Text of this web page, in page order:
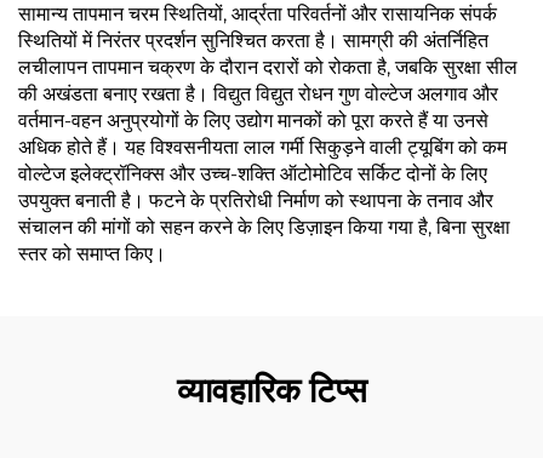
सामान्य तापमान चरम स्थितियों, आर्द्रता परिवर्तनों और रासायनिक संपर्क
स्थितियों में निरंतर प्रदर्शन सुनिश्चित करता है। सामग्री की अंतर्निहित
लचीलापन तापमान चक्रण के दौरान दरारों को रोकता है, जबकि सुरक्षा सील
की अखंडता बनाए रखता है। विद्युत विद्युत रोधन गुण वोल्टेज अलगाव और
वर्तमान-वहन अनुप्रयोगों के लिए उद्योग मानकों को पूरा करते हैं या उनसे
अधिक होते हैं। यह विश्वसनीयता लाल गर्मी सिकुड़ने वाली ट्यूबिंग को कम
वोल्टेज इलेक्ट्रॉनिक्स और उच्च-शक्ति ऑटोमोटिव सर्किट दोनों के लिए
उपयुक्त बनाती है। फटने के प्रतिरोधी निर्माण को स्थापना के तनाव और
संचालन की मांगों को सहन करने के लिए डिज़ाइन किया गया है, बिना सुरक्षा
स्तर को समाप्त किए।
व्यावहारिक टिप्स